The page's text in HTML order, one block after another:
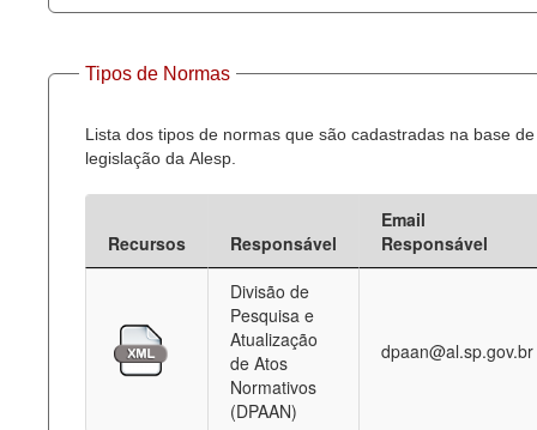
Tipos de Normas
Lista dos tipos de normas que são cadastradas na base de
legislação da Alesp.
Recursos Responsável
Email
Responsável
Divisão de
Pesquisa e
Atualização
de Atos
Normativos
(DPAAN)
dpaan@al.sp.gov.br